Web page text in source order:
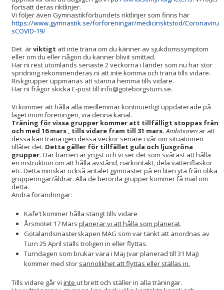
fortsatt deras riktlinjer.
Vi följer även Gymnastikförbundets riktlinjer som finns här
https://www.gymnastik.se/forforeningar/medicinsktstod/Coronaviru
sCOVID-19/
Det ärviktigt att inte träna om du känner av sjukdomssymptom
eller om du eller någon du känner blivit smittad.
Har ni rest utomlands senaste 2 veckorna i länder som nu har stor
spridning rekommenderas ni att inte komma och träna tills vidare.
Riskgrupper uppmanas att stanna hemma tills vidare.
Har ni frågor skicka E-post till info@goteborgsturn.se.
Vi kommer att hålla alla medlemmar kontinuerligt uppdaterade på
läget inom föreningen, via denna kanal.
Träning för vissa grupper kommer att tillfälligt stoppas från
och med 16 mars , tills vidare fram till 31 mars. Ambitionen är att
dessa kan träna igen dessa veckor senare i vår om situationen
tillåter det. Detta gäller för tillfället gula och ljusgröna
grupper. Där barnen är yngst och vi ser det som svårast att hålla
en instruktion om att hålla avstånd, närkontakt, dela vattenflaskor
etc. Detta minskar också antalet gymnaster på en liten yta från olika
grupperingar/åldrar. Alla de berörda grupper kommer få mail om
detta.
Andra förändringar:
Kafe’t kommer hålla stängt tills vidare
Årsmötet 17 Mars planerar vi att hålla som planerat.
Götalandsmästerskapen MAG som var tänkt att anordnas av
Turn 25 April ställs troligen in eller flyttas.
Turndagen som brukar vara i Maj (var planerad till 31 Maj)
kommer med stor sannolikhet att flyttas eller ställas in.
Tills vidare går vi inte ut brett och ställer in alla träningar.